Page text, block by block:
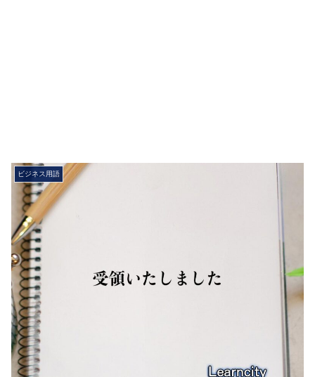
ビジネス用語